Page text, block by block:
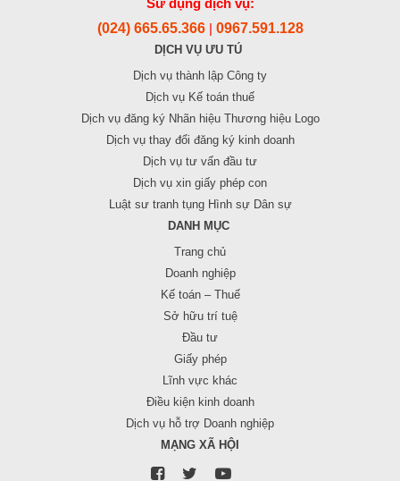
Sử dụng dịch vụ:
(024) 665.65.366 0967.591.128
DỊCH VỤ ƯU TÚ
Dịch vụ thành lập Công ty
Dịch vụ Kế toán thuế
Dịch vụ đăng ký Nhãn hiệu Thương hiệu Logo
Dịch vụ thay đổi đăng ký kinh doanh
Dịch vụ tư vấn đầu tư
Dịch vụ xin giấy phép con
Luật sư tranh tụng Hình sự Dân sự
DANH MỤC
Trang chủ
Doanh nghiệp
Kế toán – Thuế
Sở hữu trí tuệ
Đầu tư
Giấy phép
Lĩnh vực khác
Điều kiện kinh doanh
Dịch vụ hỗ trợ Doanh nghiệp
MẠNG XÃ HỘI